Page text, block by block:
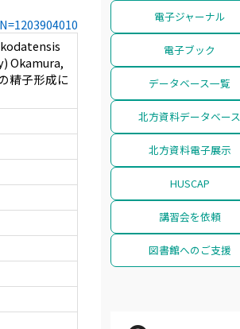
Okamura,
精子形成に
電子ジャーナル
電子ブック
データベース一覧
北方資料データベース
北方資料電子展示
HUSCAP
講習会を依頼
図書館へのご支援